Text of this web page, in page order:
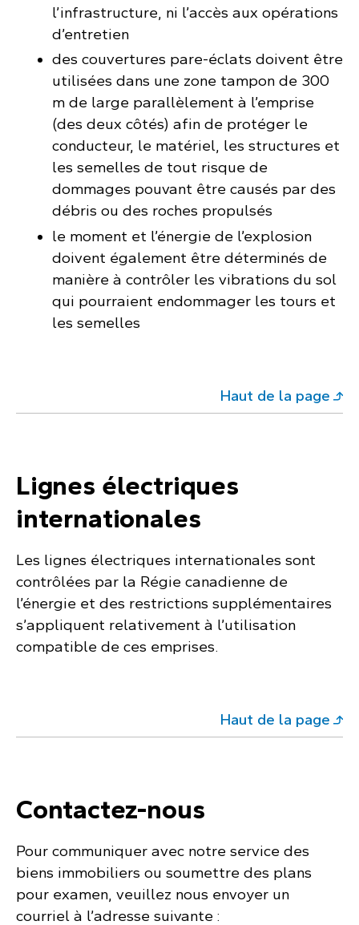
l’infrastructure, ni l’accès aux opérations
d’entretien
des couvertures pare-éclats doivent être
utilisées dans une zone tampon de 300
m de large parallèlement à l’emprise
(des deux côtés) afin de protéger le
conducteur, le matériel, les structures et
les semelles de tout risque de
dommages pouvant être causés par des
débris ou des roches propulsés
le moment et l’énergie de l’explosion
doivent également être déterminés de
manière à contrôler les vibrations du sol
qui pourraient endommager les tours et
les semelles
Haut de la page
Lignes électriques
internationales
Les lignes électriques internationales sont
contrôlées par la Régie canadienne de
l’énergie et des restrictions supplémentaires
s’appliquent relativement à l’utilisation
compatible de ces emprises.
Haut de la page
Contactez-nous
Pour communiquer avec notre service des
biens immobiliers ou soumettre des plans
pour examen, veuillez nous envoyer un
courriel à l’adresse suivante :